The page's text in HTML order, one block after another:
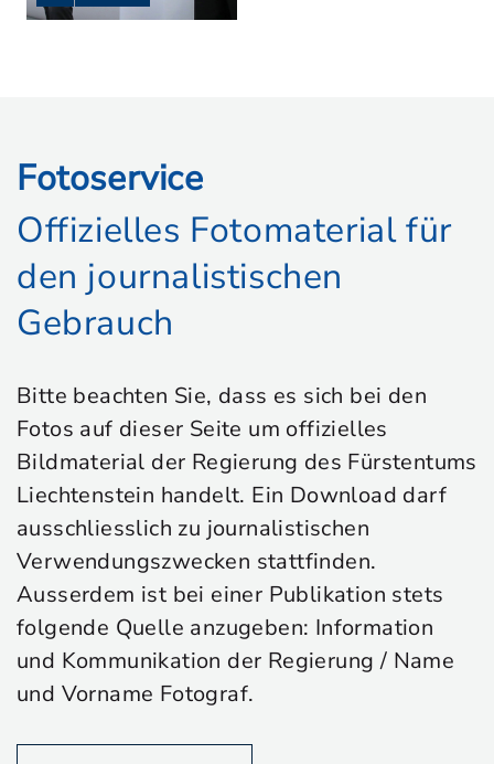
Fotoservice
Offizielles Fotomaterial für
den journalistischen
Gebrauch
Bitte beachten Sie, dass es sich bei den
Fotos auf dieser Seite um offizielles
Bildmaterial der Regierung des Fürstentums
Liechtenstein handelt. Ein Download darf
ausschliesslich zu journalistischen
Verwendungszwecken stattfinden.
Ausserdem ist bei einer Publikation stets
folgende Quelle anzugeben: Information
und Kommunikation der Regierung / Name
und Vorname Fotograf.